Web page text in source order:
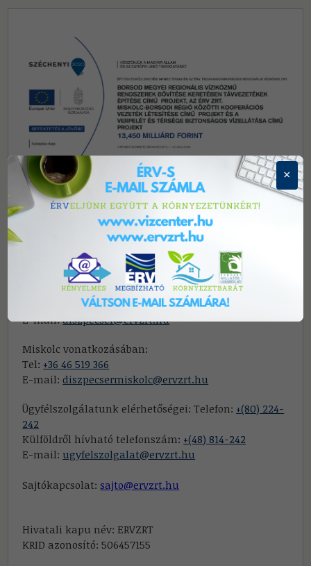
Központi elérhetőségeink
3700 Kazincbarcika, Tardonai út 1. Telefon:
500
info@ervzrt.hu
Központi hibabejelentés 0-tól 24 óráig: Telefon:
224-242/ 1-es menüpont
E-mail:diszpecser@ervzrt.hu
Miskolc vonatkozásában:
Tel: +36 46 519 366
E-mail:diszpecsermiskolc@ervzrt.hu
Ügyfélszolgálatunk elérhetőségei: Telefon: +(80) 224-
242
Külföldről hívható telefonszám: +(48) 814-242
E-mail:ugyfelszolgalat@ervzrt.hu
Sajtókapcsolat:sajto@ervzrt.hu
Hivatali kapu név: ERVZRT
KRID azonosító: 506457155
×